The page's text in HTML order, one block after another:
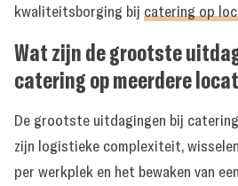
kwaliteitsborging bij catering op
Wat zijn de grootste
catering op meerdere
De grootste uitdagingen bij
zijn logistieke complexiteit,
per werkplek en het bewaken van